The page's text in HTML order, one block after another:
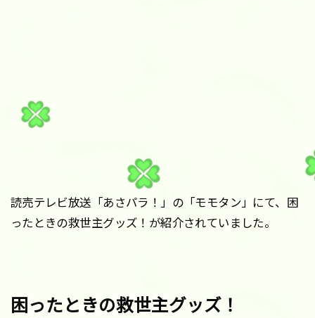
読売テレビ放送「あさパラ！」の「モモタン」にて、困
ったときの救世主グッズ！が紹介されていました。
困ったときの救世主グッズ！